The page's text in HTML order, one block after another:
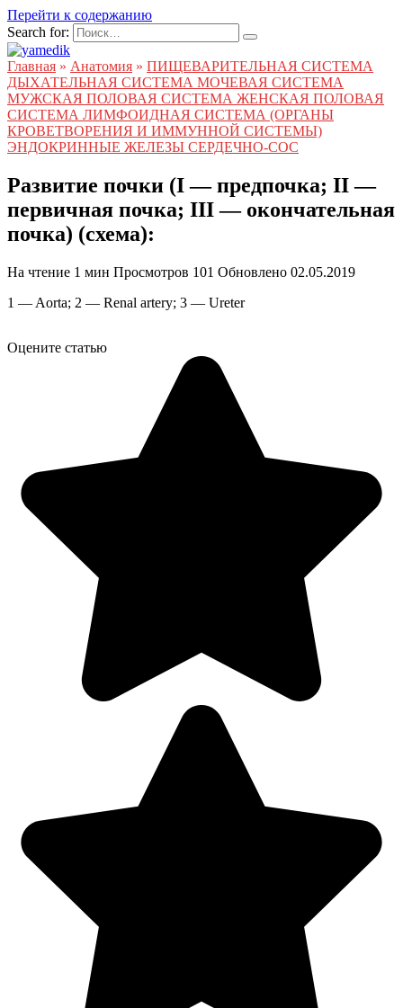
Перейти к содержанию
Search for:
Главная » Анатомия » ПИЩЕВАРИТЕЛЬНАЯ СИСТЕМА
ДЫХАТЕЛЬНАЯ СИСТЕМА МОЧЕВАЯ СИСТЕМА
МУЖСКАЯ ПОЛОВАЯ СИСТЕМА ЖЕНСКАЯ ПОЛОВАЯ
СИСТЕМА ЛИМФОИДНАЯ СИСТЕМА (ОРГАНЫ
КРОВЕТВОРЕНИЯ И ИММУННОЙ СИСТЕМЫ)
ЭНДОКРИННЫЕ ЖЕЛЕЗЫ СЕРДЕЧНО-СОС
Развитие почки (I — предпочка; II —
первичная почка; III — окончательная
почка) (схема):
На чтение 1 мин Просмотров 101 Обновлено 02.05.2019
1 — Aorta; 2 — Renal artery; 3 — Ureter
Оцените статью